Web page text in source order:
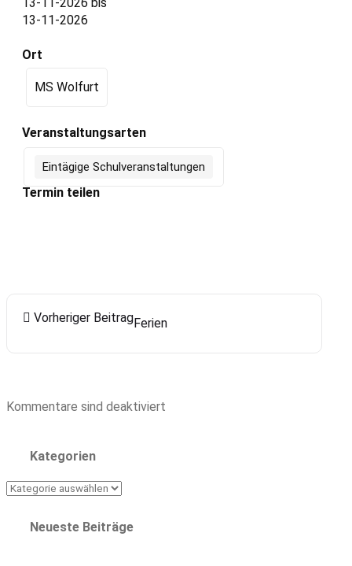
13-11-2026
Ort
MS Wolfurt
Veranstaltungsarten
Eintägige Schulveranstaltungen
Termin teilen
Vorheriger BeitragFerien
Kommentare sind deaktiviert
Kategorien
Kategorien
Neueste Beiträge